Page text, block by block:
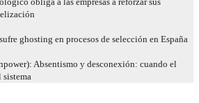
ghosting en procesos de selección en España
Absentismo y desconexión: cuando el